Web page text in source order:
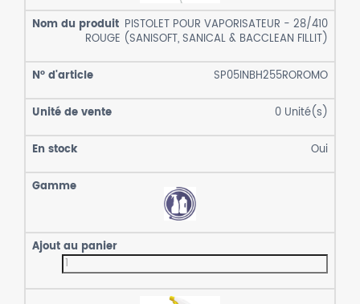
PISTOLET POUR VAPORISATEUR - 28/410
ROUGE (SANISOFT, SANICAL & BACCLEAN FILLIT)
SP05INBH255ROROMO
0 Unité(s)
Oui